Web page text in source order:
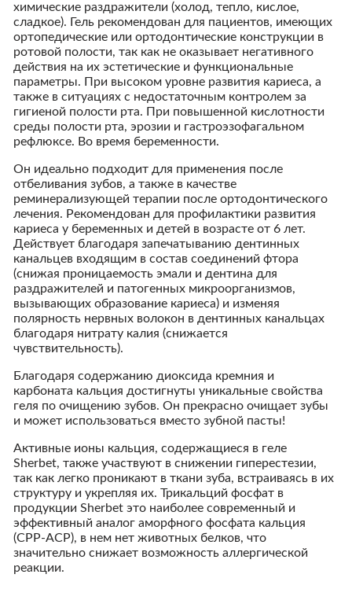
химические раздражители (холод, тепло, кислое,
сладкое). Гель рекомендован для пациентов, имеющих
ортопедические или ортодонтические конструкции в
ротовой полости, так как не оказывает негативного
действия на их эстетические и функциональные
параметры. При высоком уровне развития кариеса, а
также в ситуациях с недостаточным контролем за
гигиеной полости рта. При повышенной кислотности
среды полости рта, эрозии и гастроэзофагальном
рефлюксе. Во время беременности.
Он идеально подходит для применения после
отбеливания зубов, а также в качестве
реминерализующей терапии после ортодонтического
лечения. Рекомендован для профилактики развития
кариеса у беременных и детей в возрасте от 6 лет.
Действует благодаря запечатыванию дентинных
канальцев входящим в состав соединений фтора
(снижая проницаемость эмали и дентина для
раздражителей и патогенных микроорганизмов,
вызывающих образование кариеса) и изменяя
полярность нервных волокон в дентинных канальцах
благодаря нитрату калия (снижается
чувствительность).
Благодаря содержанию диоксида кремния и
карбоната кальция достигнуты уникальные свойства
геля по очищению зубов. Он прекрасно очищает зубы
и может использоваться вместо зубной пасты!
Активные ионы кальция, содержащиеся в геле
Sherbet, также участвуют в снижении гиперестезии,
так как легко проникают в ткани зуба, встраиваясь в их
структуру и укрепляя их. Трикальций фосфат в
продукции Sherbet это наиболее современный и
эффективный аналог аморфного фосфата кальция
(CPP-ACP), в нем нет животных белков, что
значительно снижает возможность аллергической
реакции.